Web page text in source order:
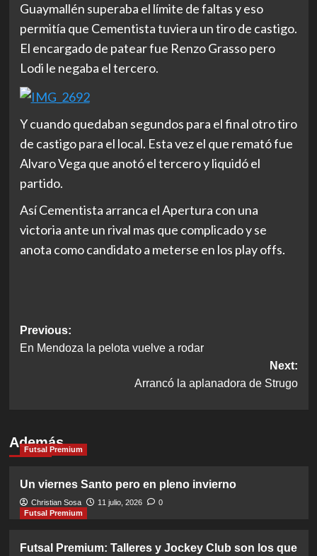
Guaymallén superaba el límite de faltas y eso
permitía que Cementista tuviera un tiro de castigo.
El encargado de patear fue Renzo Grasso pero
Lodi le negaba el tercero.
Y cuando quedaban segundos para el final otro tiro
de castigo para el local. Esta vez el que remató fue
Alvaro Vega que anotó el tercero y liquidó el
partido.
Así Cementista arranca el Apertura con una
victoria ante un rival mas que complicado y se
anota como candidato a meterse en los play offs.
Post
navigation
Previous:
En Mendoza la pelota vuelve a rodar
Next:
Arrancó la aplanadora de Strugo
Además
Futsal Premium
Un viernes Santo pero en pleno invierno
Christian Sosa 11 julio, 2026
0
Futsal Premium
Futsal Premium: Talleres y Jockey Club son los que